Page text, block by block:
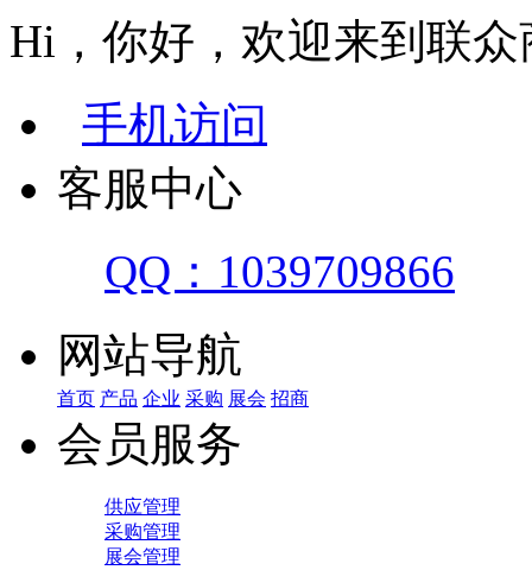
Hi，你好，欢迎来到联众
手机访问
客服中心
QQ：1039709866
网站导航
首页 产品 企业 采购 展会 招商
会员服务
供应管理
采购管理
展会管理